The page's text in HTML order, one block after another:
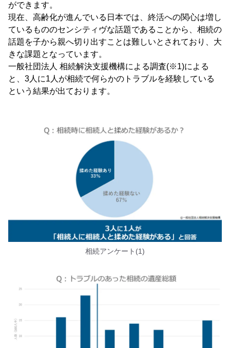
ができます。
現在、高齢化が進んでいる日本では、終活への関心は増し
ているもののセンシティヴな話題であることから、相続の
話題を子から親へ切り出すことは難しいとされており、大
きな課題となっています。
一般社団法人 相続解決支援機構による調査(※1)による
と、3人に1人が相続で何らかのトラブルを経験している
という結果が出ております。
相続アンケート(1)